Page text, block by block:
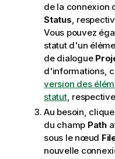
de la connexion
Status ,
Vous pouvez
statut d'un
de dialogue
d'informations,
version des
statut,
Au besoin,
du champ Path
sous le nœud
nouvelle